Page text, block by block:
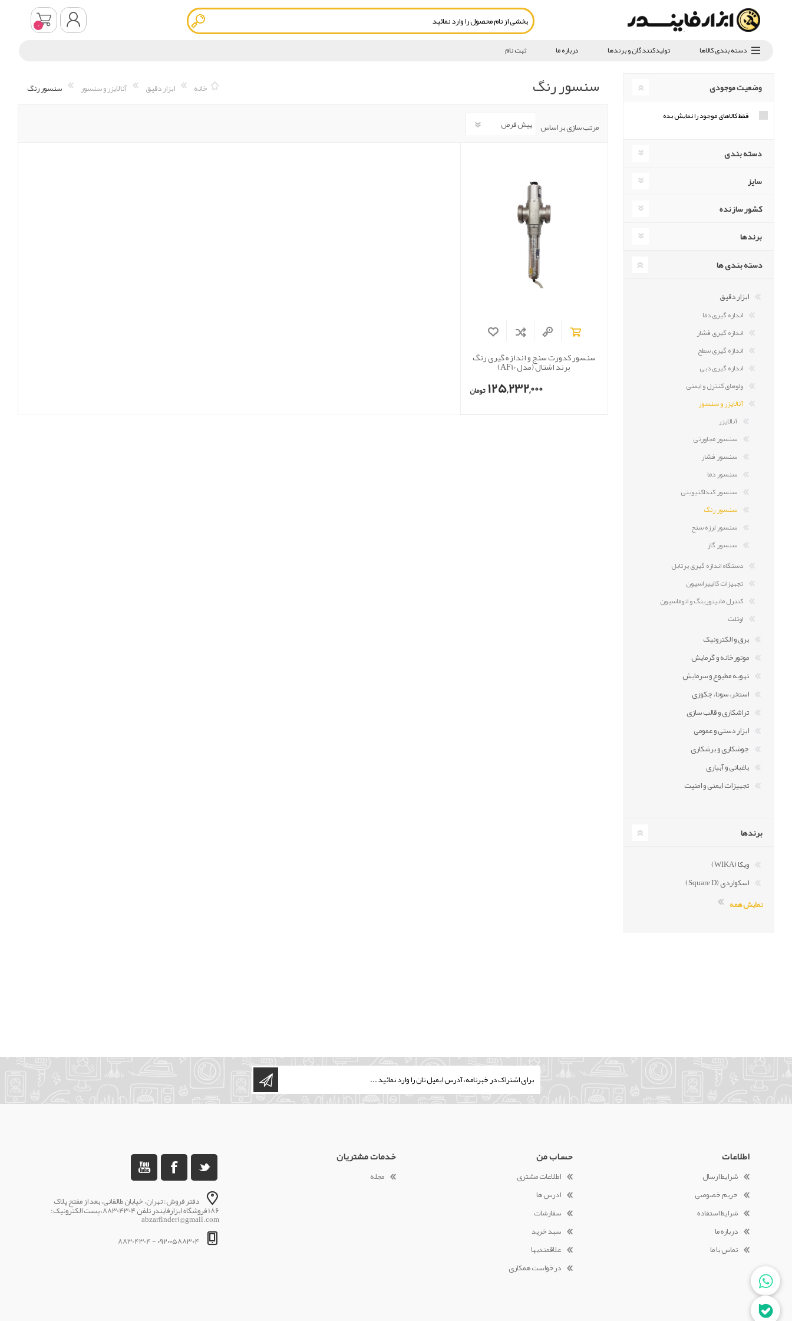
ورود به سیستم
0
دسته بندی کالاها تولیدکنندگان و برندها درباره ما ثبت نام
سنسور رنگ خانه ابزار دقیق آنالایزر و سنسور سنسور رنگ
مرتب سازی بر اساس
سنسور کدورت سنج و اندازه گیری رنگ
برند اشتال (مدل AF10)
125,232,000 تومان
وضعیت موجودی
فقط کالاهای موجود را نمایش بده
دسته بندی
سایز
کشور سازنده
برندها
دسته بندی ها
ابزار دقیق
اندازه گیری دما
اندازه گیری فشار
اندازه گیری سطح
اندازه گیری دبی
ولوهای کنترل و ایمنی
آنالایزر و سنسور
آنالایزر
سنسور مجاورتی
سنسور فشار
سنسور دما
سنسور کنداکتیویتی
سنسور رنگ
سنسور لرزه ­سنج
سنسور گاز
دستگاه اندازه گیری پرتابل
تجهیزات کالیبراسیون
کنترل مانیتورینگ و اتوماسیون
اوتلت
برق و الکترونیک
موتورخانه و گرمایش
تهویه مطبوع و سرمایش
استخر، سونا، جکوزی
تراشکاری و قالب سازی
ابزار دستی و عمومی
جوشکاری و برشکاری
باغبانی و آبیاری
تجهیزات ایمنی و امنیت
برندها
ویکا (WIKA)
اسکواردی (Square D)
نمایش همه
اطلاعات
شرایط ارسال
حریم خصوصی
شرایط استفاده
درباره ما
تماس با ما
حساب من
اطلاعات مشتری
ادرس ها
سفارشات
سبد خرید
علاقمندیها
درخواست همکاری
خدمات مشتریان
مجله
دفتر فروش: تهران، خیابان طالقانی، بعد از مفتح پلاک
186 فروشگاه ابزارفایندر تلفن 88304304، پست الکترونیک:
abzarfinder1@gmail.com
۰۹۲۰۰۵۸۸۳۰۴ - 88304304